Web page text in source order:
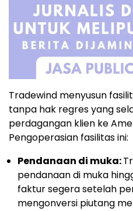
Tradewind menyusun
tanpa hak regres yang
perdagangan klien ke
Pengoperasian fasilitas ini:
Pendanaan di muka:
pendanaan di muka
faktur segera setelah
mengonversi piutang